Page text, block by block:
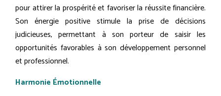
pour attirer la prospérité et favoriser la réussite financière.
Son énergie positive stimule la prise de décisions
judicieuses, permettant à son porteur de saisir les
opportunités favorables à son développement personnel
et professionnel.
Harmonie Émotionnelle